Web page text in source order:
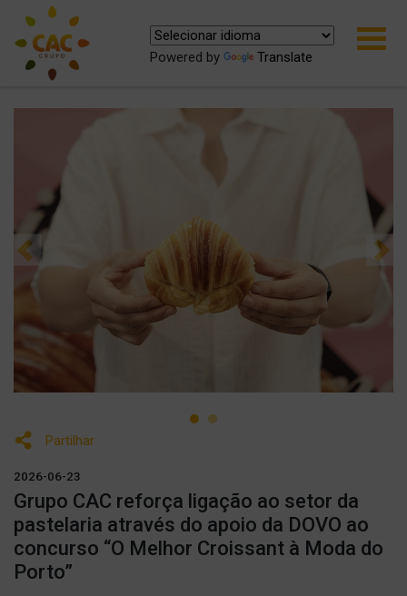
Powered by Translate
Previous
Partilhar
2026-06-23
Grupo CAC reforça ligação ao setor da
pastelaria através do apoio da DOVO ao
concurso “O Melhor Croissant à Moda do
Porto”